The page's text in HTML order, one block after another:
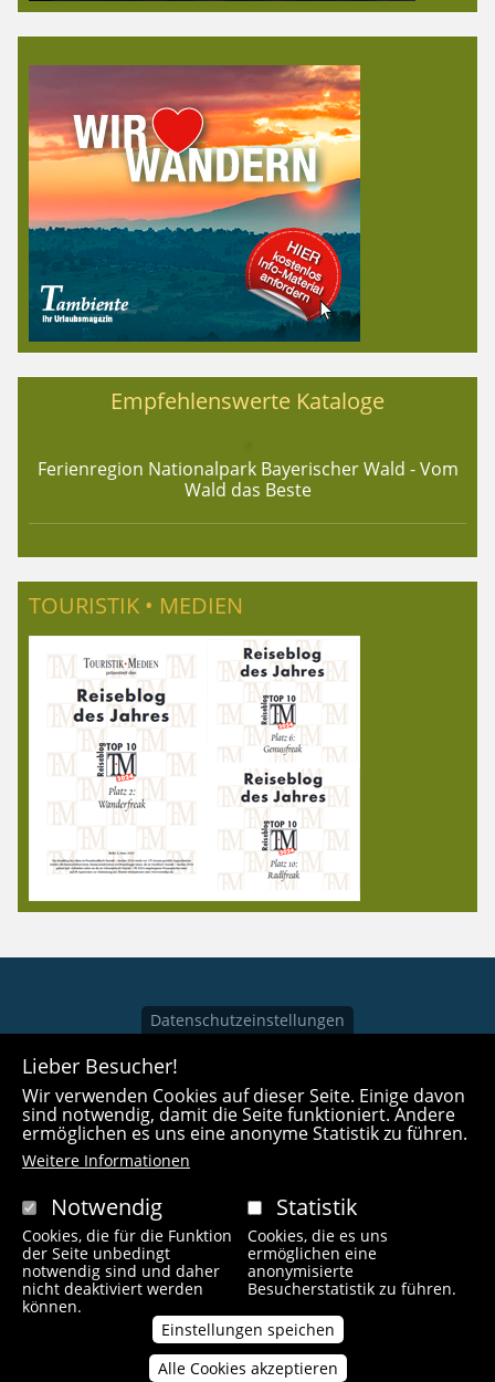
Empfehlenswerte Kataloge
Ferienregion Nationalpark Bayerischer Wald - Vom
Wald das Beste
TOURISTIK • MEDIEN
KONTAKT
Keuslinstraße 13
80798 München
Tel: 0157 8797 33 46
URLAUBSSCHNÄPPCHEN
Taubertäler Wandertage
30.09.2021, 08:29
Die 14. Taubertäler Wandertage finden vom 9. bis 11. Oktober 2020
Datenschutzeinstellungen
Lieber Besucher!
Wir verwenden Cookies auf dieser Seite. Einige davon
sind notwendig, damit die Seite funktioniert. Andere
ermöglichen es uns eine anonyme Statistik zu führen.
Weitere Informationen
Notwendig
Cookies, die für die Funktion
der Seite unbedingt
notwendig sind und daher
nicht deaktiviert werden
können.
Statistik
Cookies, die es uns
ermöglichen eine
anonymisierte
Besucherstatistik zu führen.
Einstellungen speichen
Alle Cookies akzeptieren